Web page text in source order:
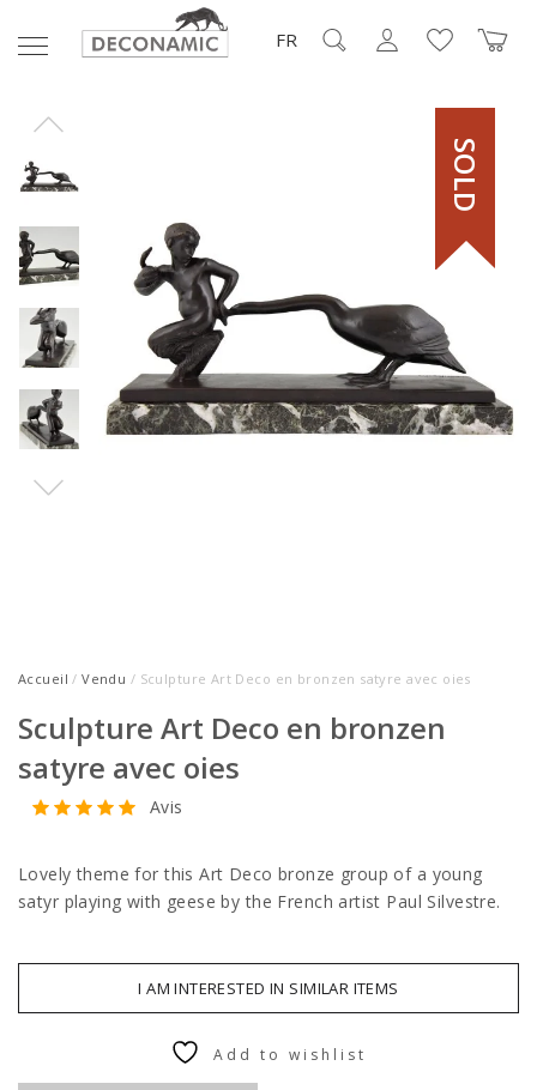
FR
SOLD
Accueil /Vendu / Sculpture Art Deco en bronzen satyre avec oies
Sculpture Art Deco en bronzen
satyre avec oies
Avis
Lovely theme for this Art Deco bronze group of a young
satyr playing with geese by the French artist Paul Silvestre.
I AM INTERESTED IN SIMILAR ITEMS
Add to wishlist